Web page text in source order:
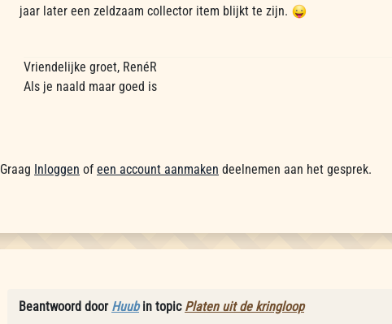
jaar later een zeldzaam collector item blijkt te zijn.
Vriendelijke groet, RenéR
Als je naald maar goed is
Graag Inloggen of een account aanmaken deelnemen aan het gesprek.
Beantwoord door Huubin topic Platen uit de kringloop